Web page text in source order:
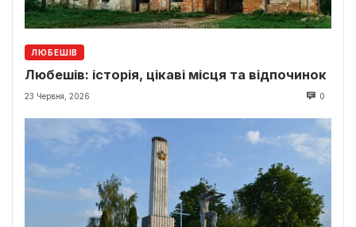
ЛЮБЕШІВ
Любешів: історія, цікаві місця та відпочинок
23 Червня, 2026 0